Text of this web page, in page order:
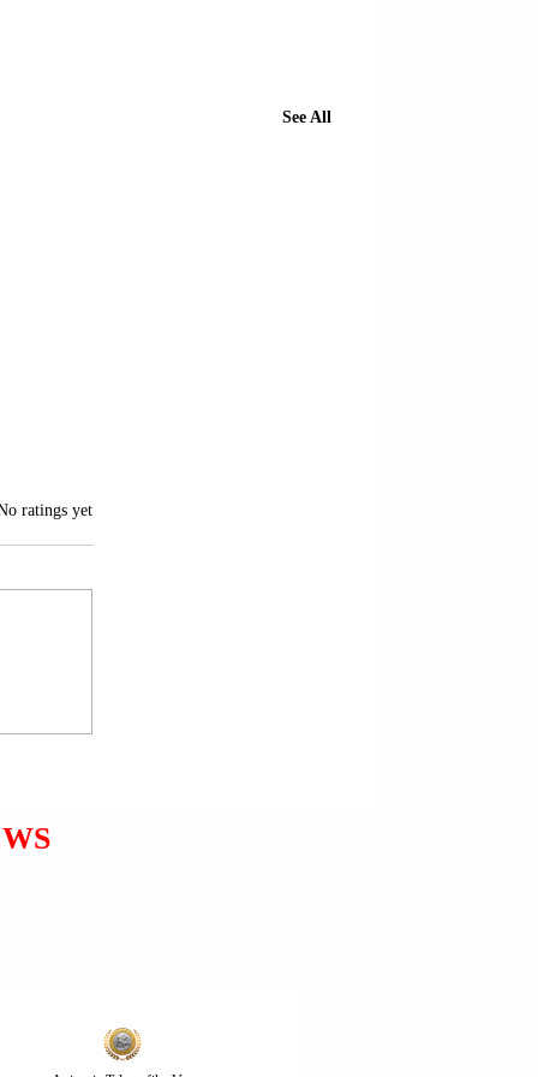
See All
MURIN E TERRORIZMIT.
5 stars.
ratings yet